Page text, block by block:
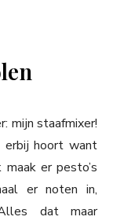
mijn staafmixer!
erbij hoort want
er pesto’s
er noten in,
dat maar